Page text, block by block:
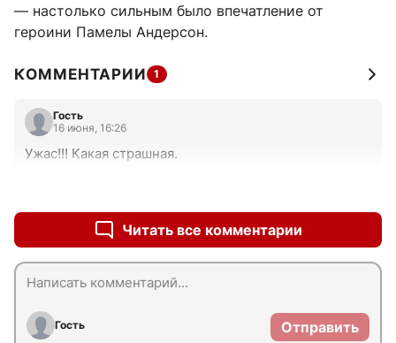
— настолько сильным было впечатление от
героини Памелы Андерсон.
КОММЕНТАРИИ 1
Гость
16 июня, 16:26
Ужас!!! Какая страшная.
Читать все комментарии
Гость Отправить